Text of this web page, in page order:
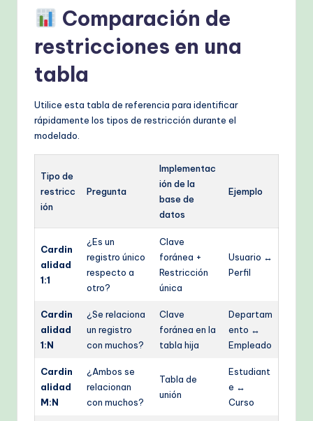
Comparación de
restricciones en una
tabla
Utilice esta tabla de referencia para identificar
rápidamente los tipos de restricción durante el
modelado.
Tipo de
restricc
ión
Pregunta
Implementac
ión de la
base de
datos
Ejemplo
Cardin
alidad
1:1
¿Es un
registro único
respecto a
otro?
Clave
foránea +
Restricción
única
Usuario ↔
Perfil
Cardin
alidad
1:N
¿Se relaciona
un registro
con muchos?
Clave
foránea en la
tabla hija
Departam
ento ↔
Empleado
Cardin
alidad
M:N
¿Ambos se
relacionan
con muchos?
Tabla de
unión
Estudiant
e ↔
Curso